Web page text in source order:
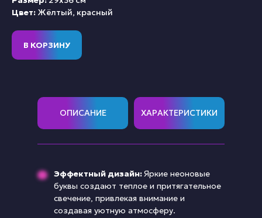
Цвет: Жёлтый, красный
В КОРЗИНУ
ОПИСАНИЕ ХАРАКТЕРИСТИКИ
Эффектный дизайн:Яркие неоновые
буквы создают теплое и притягательное
свечение, привлекая внимание и
создавая уютную атмосферу.